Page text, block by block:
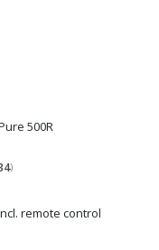
500R
)
remote control